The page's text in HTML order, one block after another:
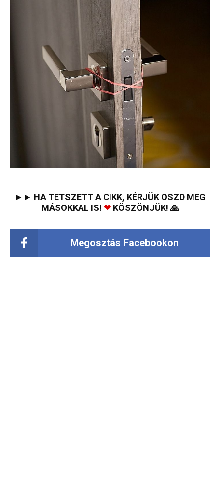
►► HA TETSZETT A CIKK, KÉRJÜK OSZD MEG
MÁSOKKAL IS! ❤KÖSZÖNJÜK! 🙏
Megosztás Facebookon